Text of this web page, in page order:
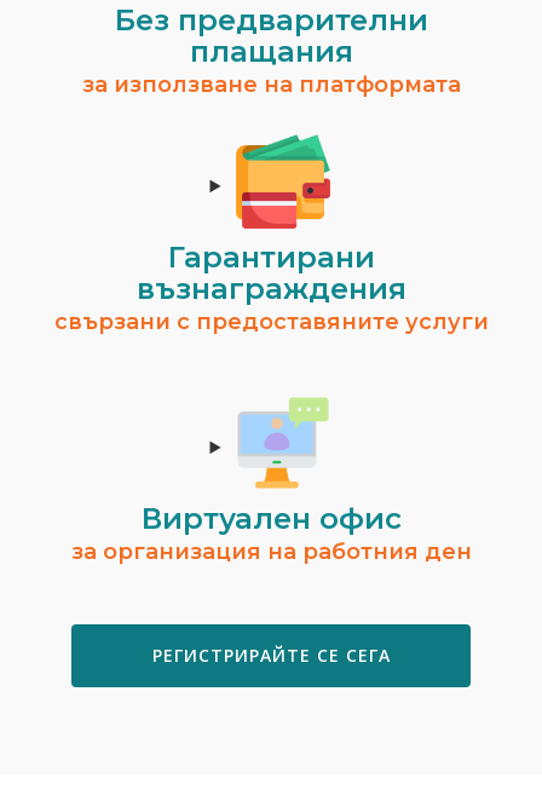
Без предварителни
плащания
за използване на платформата
Гарантирани
възнаграждения
свързани с предоставяните услуги
Виртуален офис
за организация на работния ден
РЕГИСТРИРАЙТЕ СЕ СЕГА